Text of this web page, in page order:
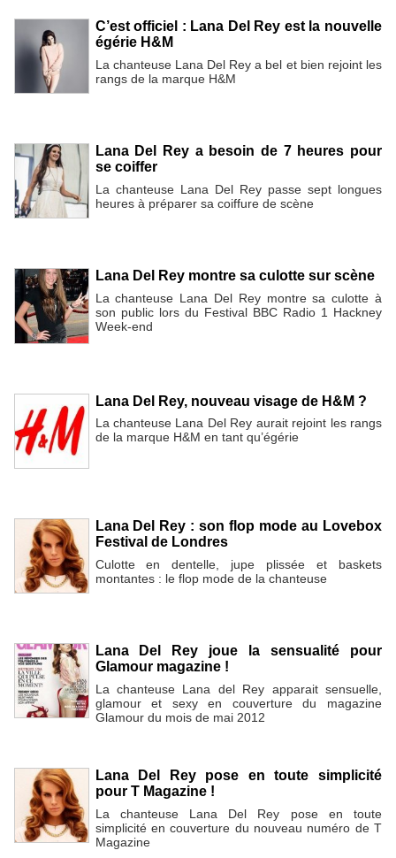
C’est officiel : Lana Del Rey est la nouvelle
égérie H&M
La chanteuse Lana Del Rey a bel et bien rejoint les
rangs de la marque H&M
Lana Del Rey a besoin de 7 heures pour
se coiffer
La chanteuse Lana Del Rey passe sept longues
heures à préparer sa coiffure de scène
Lana Del Rey montre sa culotte sur scène
La chanteuse Lana Del Rey montre sa culotte à
son public lors du Festival BBC Radio 1 Hackney
Week-end
Lana Del Rey, nouveau visage de H&M ?
La chanteuse Lana Del Rey aurait rejoint les rangs
de la marque H&M en tant qu’égérie
Lana Del Rey : son flop mode au Lovebox
Festival de Londres
Culotte en dentelle, jupe plissée et baskets
montantes : le flop mode de la chanteuse
Lana Del Rey joue la sensualité pour
Glamour magazine !
La chanteuse Lana del Rey apparait sensuelle,
glamour et sexy en couverture du magazine
Glamour du mois de mai 2012
Lana Del Rey pose en toute simplicité
pour T Magazine !
La chanteuse Lana Del Rey pose en toute
simplicité en couverture du nouveau numéro de T
Magazine